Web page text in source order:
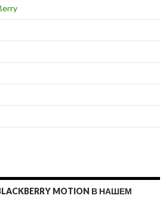
MOTION В НАШЕМ